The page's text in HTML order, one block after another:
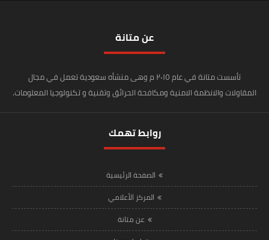
عن متانة
تأسست متانة في عام ٢٠١٥ م وهى منشأه سعودية تعمل في مجال
المقاولات والانظمة الامنية ومكافحة الحرائق وتقنية و تكنولوجيا المعلومات.
روابط تهمك
الصفحة الرئيسية
المركز الأعلامي
عن متانة